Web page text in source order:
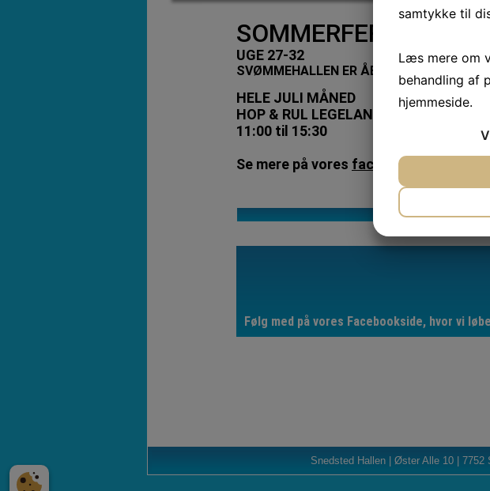
SOMMERFERIEN 2026
UGE 27-32
SVØMMEHALLEN ER ÅBEN ALLE DAGE
HELE JULI MÅNED
HOP & RUL LEGELAND
11:00 til 15:30
Se mere på vores facebook
Følg med på vores Facebookside, hvor vi
Snedsted Hallen | Øster Alle 10 | 7752
samtykke til
Læs mere om
behandling af
hjemmeside.